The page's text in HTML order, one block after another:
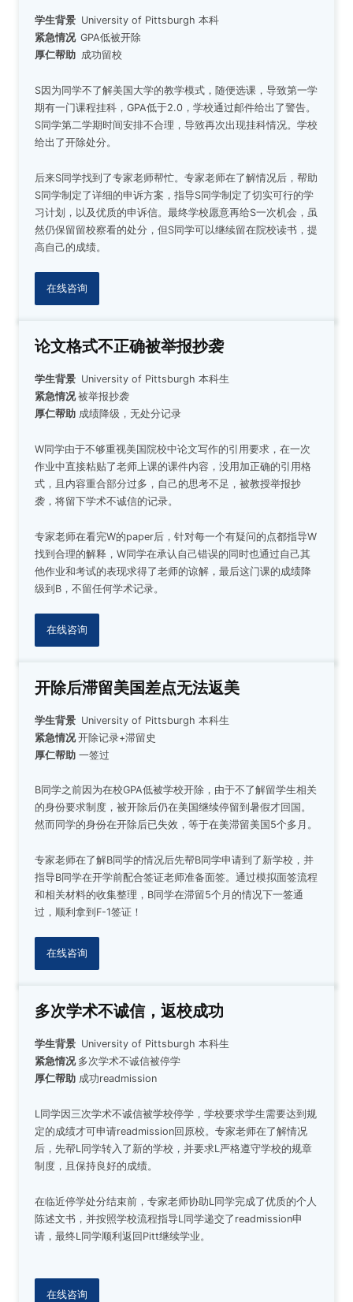
学生背景 University of Pittsburgh 本科
紧急情况 GPA低被开除
厚仁帮助 成功留校
S因为同学不了解美国大学的教学模式，随便选课，导致第一学
期有一门课程挂科，GPA低于2.0，学校通过邮件给出了警告。
S同学第二学期时间安排不合理，导致再次出现挂科情况。学校
给出了开除处分。
后来S同学找到了专家老师帮忙。专家老师在了解情况后，帮助
S同学制定了详细的申诉方案，指导S同学制定了切实可行的学
习计划，以及优质的申诉信。最终学校愿意再给S一次机会，虽
然仍保留留校察看的处分，但S同学可以继续留在院校读书，提
高自己的成绩。
在线咨询
论文格式不正确被举报抄袭
学生背景 University of Pittsburgh 本科生
紧急情况被举报抄袭
厚仁帮助 成绩降级，无处分记录
W同学由于不够重视美国院校中论文写作的引用要求，在一次
作业中直接粘贴了老师上课的课件内容，没用加正确的引用格
式，且内容重合部分过多，自己的思考不足，被教授举报抄
袭，将留下学术不诚信的记录。
专家老师在看完W的paper后，针对每一个有疑问的点都指导W
找到合理的解释，W同学在承认自己错误的同时也通过自己其
他作业和考试的表现求得了老师的谅解，最后这门课的成绩降
级到B，不留任何学术记录。
在线咨询
开除后滞留美国差点无法返美
学生背景 University of Pittsburgh 本科生
紧急情况开除记录+滞留史
厚仁帮助 一签过
B同学之前因为在校GPA低被学校开除，由于不了解留学生相关
的身份要求制度，被开除后仍在美国继续停留到暑假才回国。
然而同学的身份在开除后已失效，等于在美滞留美国5个多月。
专家老师在了解B同学的情况后先帮B同学申请到了新学校，并
指导B同学在开学前配合签证老师准备面签。通过模拟面签流程
和相关材料的收集整理，B同学在滞留5个月的情况下一签通
过，顺利拿到F-1签证！
在线咨询
多次学术不诚信，返校成功
学生背景 University of Pittsburgh 本科生
紧急情况 多次学术不诚信被停学
厚仁帮助 成功readmission
L同学因三次学术不诚信被学校停学，学校要求学生需要达到规
定的成绩才可申请readmission回原校。专家老师在了解情况
后，先帮L同学转入了新的学校，并要求L严格遵守学校的规章
制度，且保持良好的成绩。
在临近停学处分结束前，专家老师协助L同学完成了优质的个人
陈述文书，并按照学校流程指导L同学递交了readmission申
请，最终L同学顺利返回Pitt继续学业。
在线咨询